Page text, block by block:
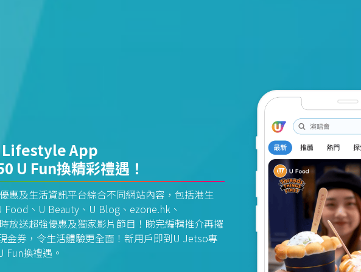
Lifestyle App
U Fun換精彩禮遇！
惠及生活資訊平台綜合不同網站內容，包括港生
Food、U Beauty、U Blog、ezone.hk、
放送超強優惠及獨家影片節目！睇完編輯推介再攞
金券，令生活體驗更全面！新用戶即到U Jetso專
Fun換禮遇。